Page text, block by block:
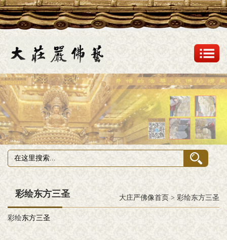
彩绘东方三圣 大庄严佛像首页 > 彩绘东方三圣
彩绘东方三圣